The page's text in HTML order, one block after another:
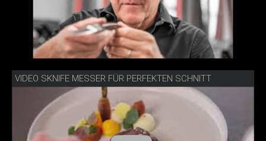
VIDEO SKNIFE MESSER FÜR PERFEKTEN SCHNITT